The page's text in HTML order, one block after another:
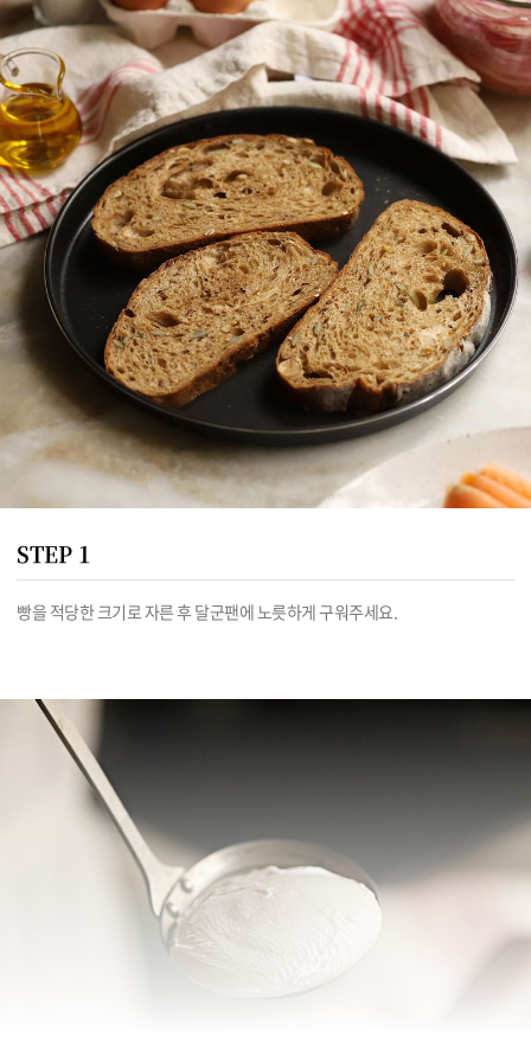
STEP 1
빵을 적당한 크기로 자른 후 달군팬에 노릇하게 구워주세요.